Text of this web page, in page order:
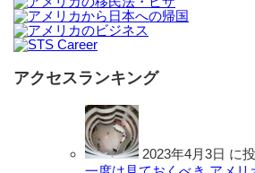
アクセスランキング
2023年4月3日 に